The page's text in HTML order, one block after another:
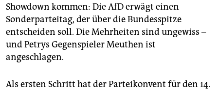
Showdown kommen: Die AfD erwägt einen
Sonderparteitag, der über die Bundesspitze
entscheiden soll. Die Mehrheiten sind ungewiss –
und Petrys Gegenspieler Meuthen ist
angeschlagen.
Als ersten Schritt hat der Parteikonvent für den 14.